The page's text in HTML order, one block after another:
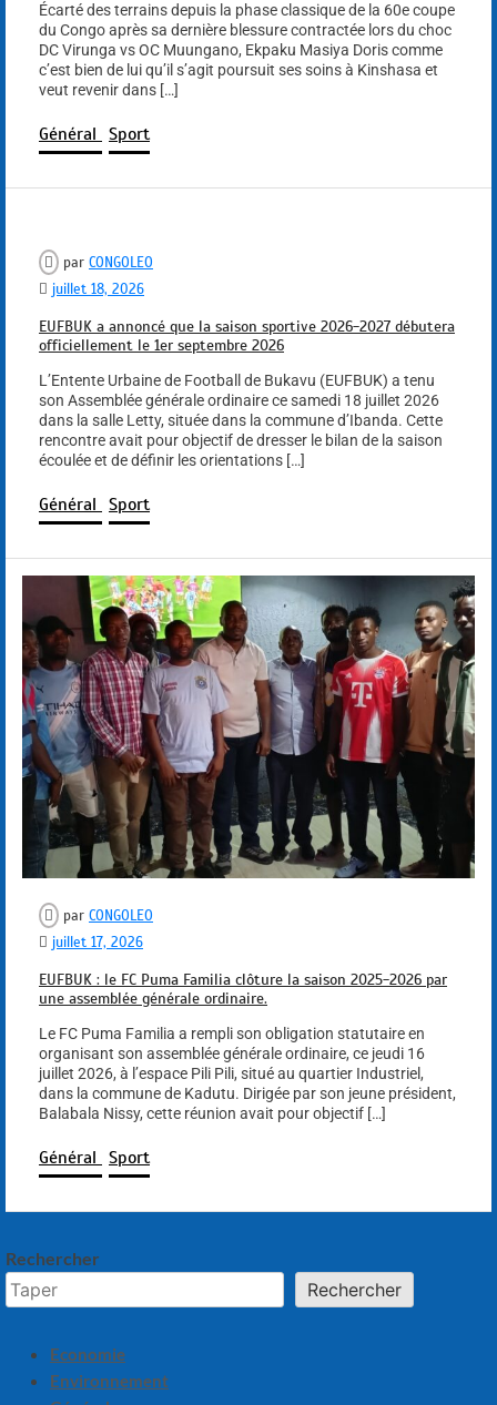
Écarté des terrains depuis la phase classique de la 60e coupe
du Congo après sa dernière blessure contractée lors du choc
DC Virunga vs OC Muungano, Ekpaku Masiya Doris comme
c’est bien de lui qu’il s’agit poursuit ses soins à Kinshasa et
veut revenir dans […]
Général Sport
par CONGOLEO
juillet 18, 2026
EUFBUK a annoncé que la saison sportive 2026-2027 débutera
officiellement le 1er septembre 2026
L’Entente Urbaine de Football de Bukavu (EUFBUK) a tenu
son Assemblée générale ordinaire ce samedi 18 juillet 2026
dans la salle Letty, située dans la commune d’Ibanda. Cette
rencontre avait pour objectif de dresser le bilan de la saison
écoulée et de définir les orientations […]
Général Sport
par CONGOLEO
juillet 17, 2026
EUFBUK : le FC Puma Familia clôture la saison 2025-2026 par
une assemblée générale ordinaire.
Le FC Puma Familia a rempli son obligation statutaire en
organisant son assemblée générale ordinaire, ce jeudi 16
juillet 2026, à l’espace Pili Pili, situé au quartier Industriel,
dans la commune de Kadutu. Dirigée par son jeune président,
Balabala Nissy, cette réunion avait pour objectif […]
Général Sport
Rechercher
Rechercher
Economie
Environnement